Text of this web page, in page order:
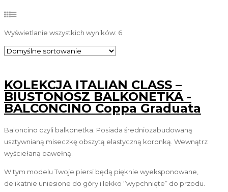
Wyświetlanie wszystkich wyników: 6
KOLEKCJA ITALIAN CLASS –
BIUSTONOSZ BALKONETKA -
BALCONCINO Coppa Graduata
Baloncino czyli balkonetka. Posiada średniozabudowaną
usztywnianą miseczkę obszytą elastyczną koronką. Wewnątrz
wyściełaną bawełną.
W tym modelu Twoje piersi będą pięknie wyeksponowane,
delikatnie uniesione do góry i lekko ‘’wypchnięte” do przodu.